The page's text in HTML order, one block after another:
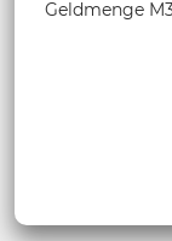
Geldmenge